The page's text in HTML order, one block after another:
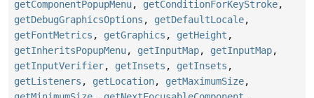
getComponentPopupMenu, getConditionForKeyStroke,
getDebugGraphicsOptions , getDefaultLocale,
getFontMetrics , getGraphics , getHeight ,
getInheritsPopupMenu, getInputMap, getInputMap,
getInputVerifier, getInsets , getInsets ,
getListeners , getLocation, getMaximumSize,